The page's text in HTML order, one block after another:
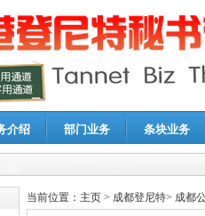
介绍 部门业务 条块业务
清缴申报鉴证
当前位置： 主页 > 成都登尼特> 成都